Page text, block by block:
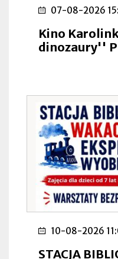
07-08-2026
Kino
dinozaury''
10-08-2026
STACJA